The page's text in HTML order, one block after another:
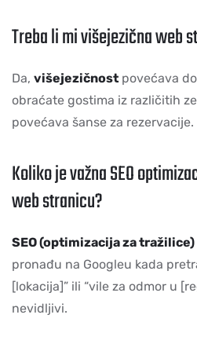
Treba li mi višejezična web
Da, višejezičnost povećava
obraćate gostima iz različitih
povećava šanse za rezervacije.
Koliko je važna SEO
web stranicu?
SEO (optimizacija za tražilice)
pronađu na Googleu kada
[lokacija]” ili “vile za odmor u
nevidljivi.